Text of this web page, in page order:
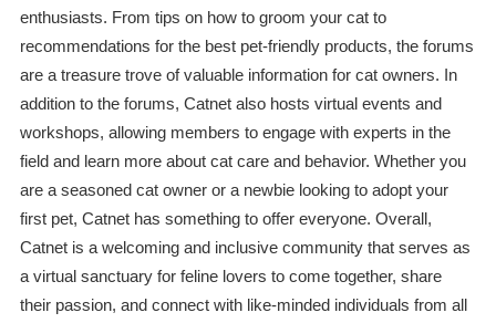
enthusiasts. From tips on how to groom your cat to
recommendations for the best pet-friendly products, the forums
are a treasure trove of valuable information for cat owners. In
addition to the forums, Catnet also hosts virtual events and
workshops, allowing members to engage with experts in the
field and learn more about cat care and behavior. Whether you
are a seasoned cat owner or a newbie looking to adopt your
first pet, Catnet has something to offer everyone. Overall,
Catnet is a welcoming and inclusive community that serves as
a virtual sanctuary for feline lovers to come together, share
their passion, and connect with like-minded individuals from all